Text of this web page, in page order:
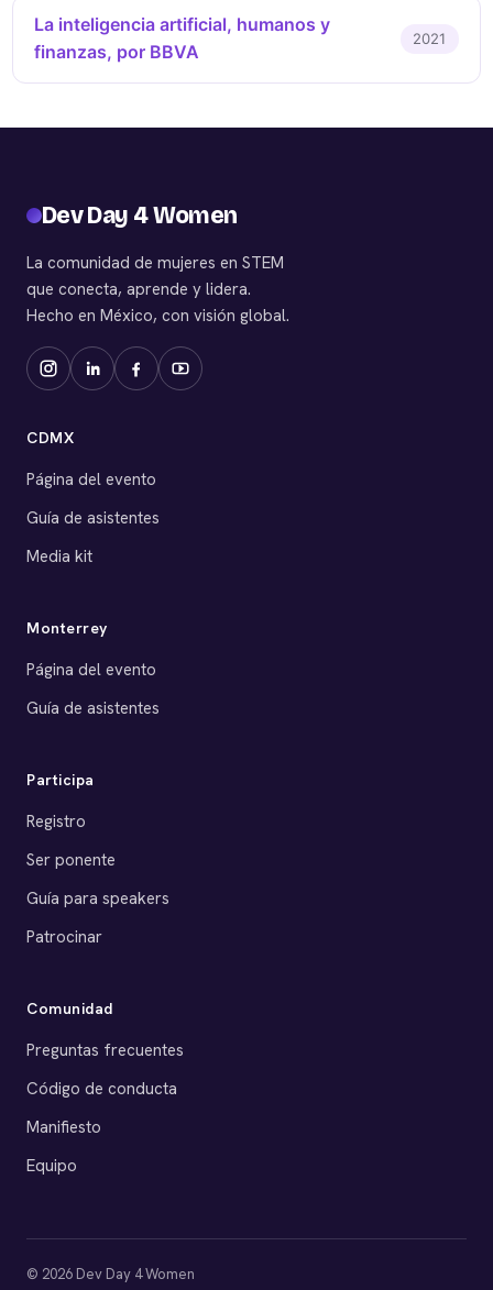
La inteligencia artificial, humanos y
finanzas, por BBVA
2021
Dev Day 4 Women
La comunidad de mujeres en STEM
que conecta, aprende y lidera.
Hecho en México, con visión global.
CDMX
Página del evento
Guía de asistentes
Media kit
Monterrey
Página del evento
Guía de asistentes
Participa
Registro
Ser ponente
Guía para speakers
Patrocinar
Comunidad
Preguntas frecuentes
Código de conducta
Manifiesto
Equipo
© 2026 Dev Day 4 Women